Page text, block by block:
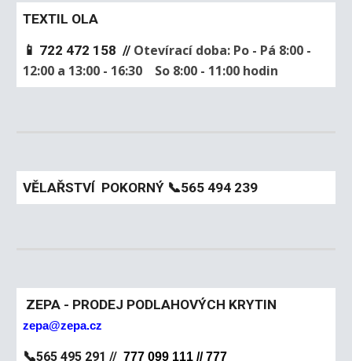
TEXTIL OLA
📱 722 472 158 // Otevírací doba: Po - Pá 8:00 -
12:00 a 13:00 - 16:30 So 8:00 - 11:00 hodin
VĚLAŘSTVÍ POKORNÝ 📞565 494 239
ZEPA - PRODEJ PODLAHOVÝCH KRYTIN
zepa@zepa.cz
📞565 495 291 //777 099 111 //777